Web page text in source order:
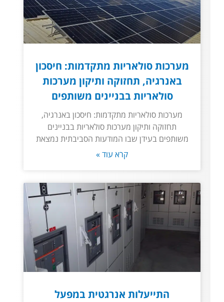
מערכות סולאריות מתקדמות: חיסכון
באנרגיה, תחזוקה ותיקון מערכות
סולאריות בבניינים משותפים
מערכות סולאריות מתקדמות: חיסכון באנרגיה,
תחזוקה ותיקון מערכות סולאריות בבניינים
משותפים בעידן שבו המודעות הסביבתית נמצאת
קרא עוד »
התייעלות אנרגטית במפעל